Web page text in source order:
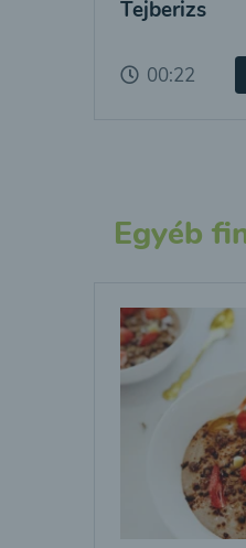
Tejberizs
00:22
Egyéb